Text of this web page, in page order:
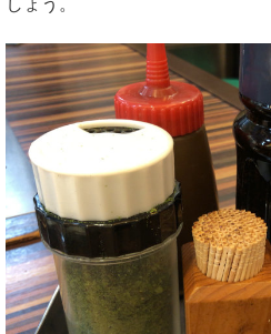
しょう。